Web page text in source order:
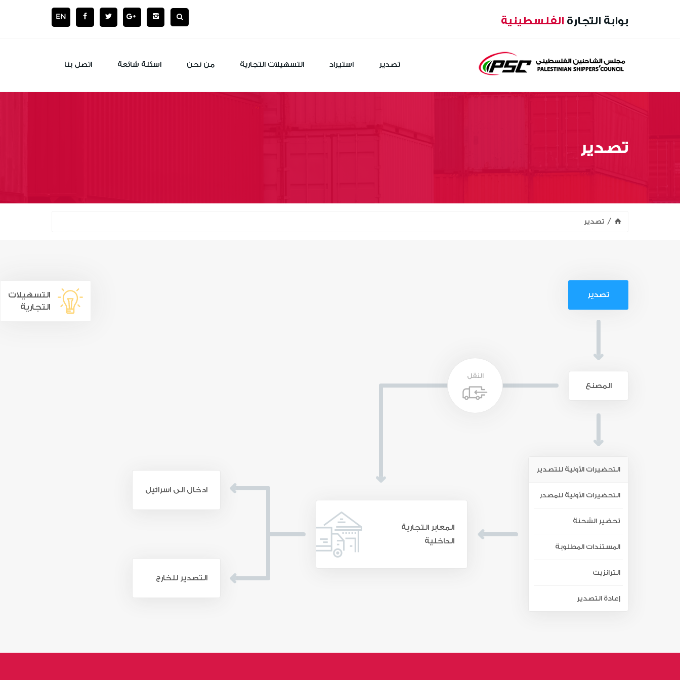
بوابة التجارة الفلسطينية EN
تصدير استيراد التسهيلات التجارية من نحن اسئلة شائعة اتصل بنا
تصدير
تصدير
التسهيلات
التجارية
تصدير
المصنع
النقل
التحضيرات الأولية للتصدير
التحضيرات الأولية للمصدر
تحضير الشحنة
المستندات المطلوبة
الترانزيت
إعادة التصدير
المعابر التجارية
الداخلية
ادخال الى اسرائيل
التصدير للخارج